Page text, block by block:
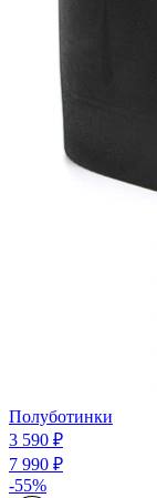
Полуботинки
3 590 ₽
7 990 ₽
-55%